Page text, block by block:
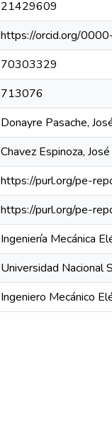
21429609
https://orcid.org/
70303329
713076
Donayre Pasache,
Chavez Espinoza,
https://purl.org/pe-
https://purl.org/pe-
Ingeniería Mecánica
Universidad Nacional
Ingeniero Mecánico